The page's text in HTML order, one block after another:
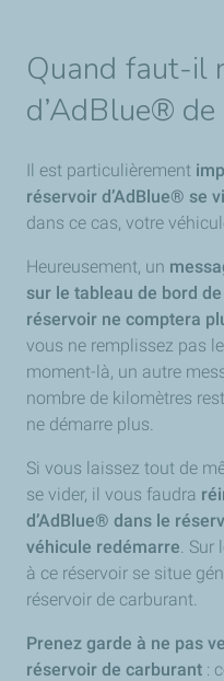
Quand faut-il
d’AdBlue® de
Il est particulièrement
réservoir d’AdBlue® se
dans ce cas, votre
Heureusement, un
sur le tableau de bord
réservoir ne comptera
vous ne remplissez pas
moment-là, un autre
nombre de kilomètres
ne démarre plus.
Si vous laissez tout de
se vider, il vous faudra
d’AdBlue® dans le
véhicule redémarre. Sur
à ce réservoir se situe
réservoir de carburant.
Prenez garde à ne pas
réservoir de carburant :